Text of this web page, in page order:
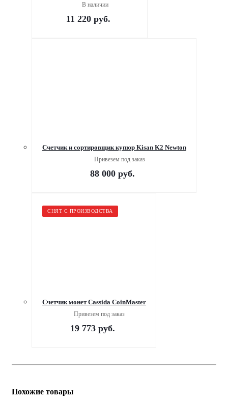
В наличии
11 220руб.
Счетчик и сортировщик купюр Kisan K2 Newton
Привезем под заказ
88 000 руб.
СНЯТ С ПРОИЗВОДСТВА
Счетчик монет Cassida CoinMaster
Привезем под заказ
19 773руб.
Похожие товары